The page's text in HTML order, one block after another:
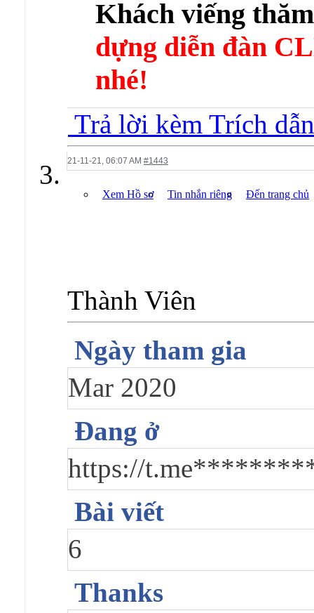
Khách viếng
dựng diễn đàn
nhé!
Trả lời kèm Trích dẫn
21-11-21, 06:07 AM #1443
Xem Hồ sơ Tin nhắn riêng Đến trang chủ
Thành Viên
Ngày tham gia
Mar 2020
Đang ở
https://
Bài viết
6
Thanks